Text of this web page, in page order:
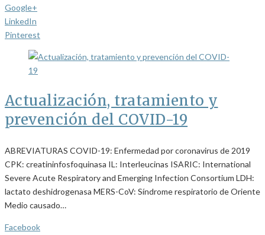
Google+
LinkedIn
Pinterest
Actualización, tratamiento y
prevención del COVID-19
ABREVIATURAS COVID-19: Enfermedad por coronavirus de 2019
CPK: creatininfosfoquinasa IL: Interleucinas ISARIC: International
Severe Acute Respiratory and Emerging Infection Consortium LDH:
lactato deshidrogenasa MERS-CoV: Síndrome respiratorio de Oriente
Medio causado…
Facebook